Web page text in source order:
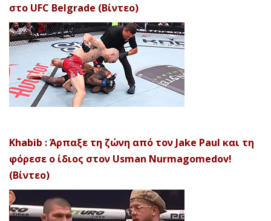
στο UFC Belgrade (Βίντεο)
Khabib : Άρπαξε τη ζώνη από τον Jake Paul και τη
φόρεσε ο ίδιος στον Usman Nurmagomedov!
(Βίντεο)